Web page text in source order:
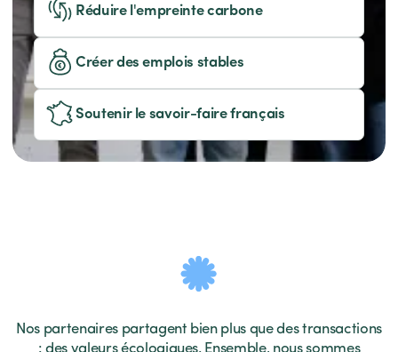
Réduire l'empreinte carbone
Créer des emplois stables
Soutenir le savoir-faire français
Nos partenaires partagent bien plus que des transactions